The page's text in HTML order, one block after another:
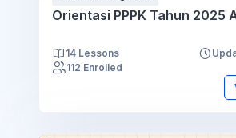
Orientasi PPPK Tahun 2025
14 Lessons
112 Enrolled